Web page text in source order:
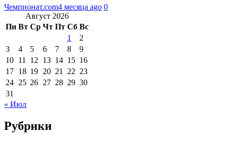
Чемпионат.com4 месяца ago 0
Август 2026
Пн Вт Ср Чт Пт Сб Вс
1
2
3
4 5 6 7 8
9
10 11 12 13 14 15 16
17 18 19 20 21 22 23
24 25 26 27 28 29 30
31
« Июл
Рубрики